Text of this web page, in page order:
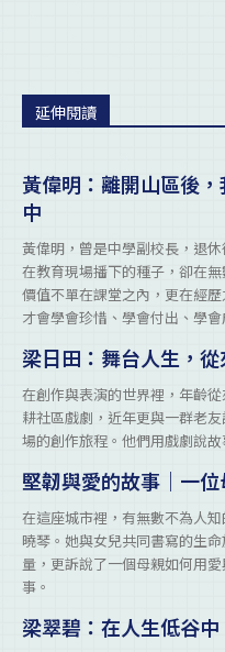
延伸閱讀
黃偉明：離開山區後
中
黃偉明，曾是中學副校長，退
在教育現場播下的種子，卻在
價值不單在課堂之內，更在經
才會學會珍惜、學會付出、學會
梁日田：舞台人生，
在創作與表演的世界裡，年齡
耕社區戲劇，近年更與一群老
場的創作旅程。他們用戲劇說
堅韌與愛的故事｜一
在這座城市裡，有無數不為人
曉琴。她與女兒共同書寫的生
量，更訴說了一個母親如何用
事。
梁翠碧：在人生低谷